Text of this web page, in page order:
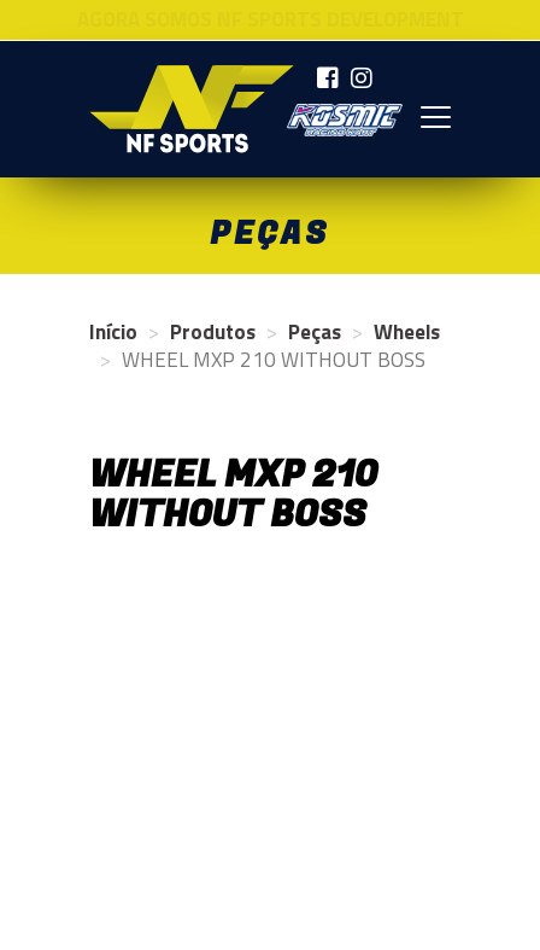
NF
PEÇAS
Início Produtos Peças
Wheels
WHEEL MXP 210 WITHOUT BOSS
WHEEL MXP 210
WITHOUT BOSS